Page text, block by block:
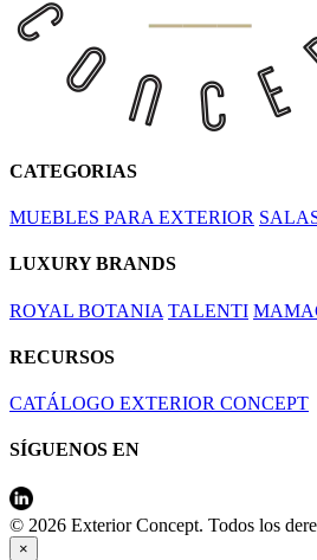
CATEGORIAS
MUEBLES PARA EXTERIOR
LUXURY BRANDS
ROYAL BOTANIA TALENTI
RECURSOS
CATÁLOGO EXTERIOR CONCEPT
SÍGUENOS EN
© 2026 Exterior Concept. Todos los
×